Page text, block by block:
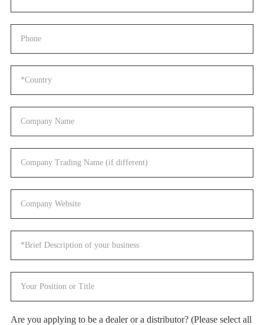
Are you applying to be a dealer or a distributor? (Please select all